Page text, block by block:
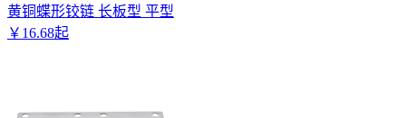
黄铜蝶形铰链 长板型 平型
￥ 16.68起